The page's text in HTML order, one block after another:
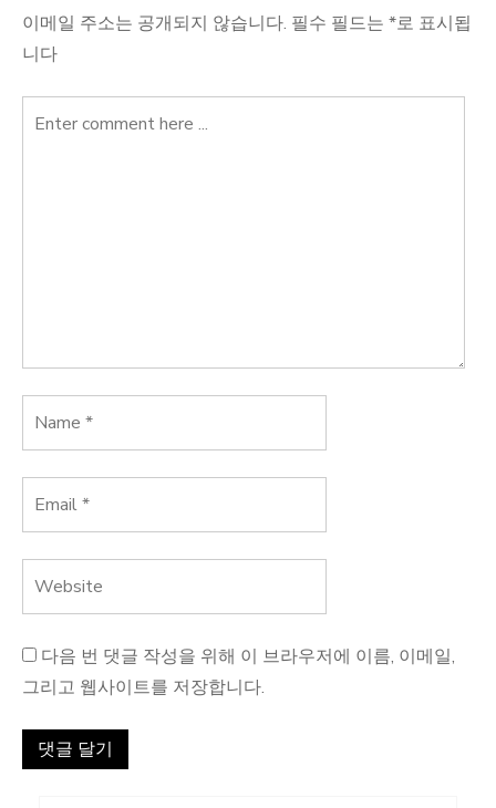
이메일 주소는 공개되지 않습니다. 필수 필드는 *로 표시됩
니다
다음 번 댓글 작성을 위해 이 브라우저에 이름, 이메일,
그리고 웹사이트를 저장합니다.